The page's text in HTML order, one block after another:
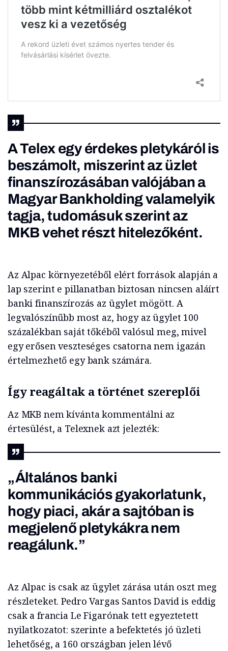
A Telex egy érdekes pletykáról is
beszámolt, miszerint az üzlet
finanszírozásában valójában a
Magyar Bankholding valamelyik
tagja, tudomásuk szerint az
MKB vehet részt hitelezőként.
Az Alpac környezetéből elért források alapján a
lap szerint e pillanatban biztosan nincsen aláírt
banki finanszírozás az ügylet mögött. A
legvalószínűbb most az, hogy az ügylet 100
százalékban saját tőkéből valósul meg, mivel
egy erősen veszteséges csatorna nem igazán
értelmezhető egy bank számára.
Így reagáltak a történet szereplői
Az MKB nem kívánta kommentálni az
értesülést, a Telexnek azt jelezték:
„Általános banki
kommunikációs gyakorlatunk,
hogy piaci, akár a sajtóban is
megjelenő pletykákra nem
reagálunk.”
Az Alpac is csak az ügylet zárása után oszt meg
részleteket. Pedro Vargas Santos David is eddig
csak a francia Le Figarónak tett egyeztetett
nyilatkozatot: szerinte a befektetés jó üzleti
lehetőség, a 160 országban jelen lévő